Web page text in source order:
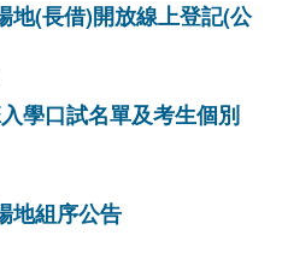
室
捐贈
地(長借)開放線上登記(公
學口試名單及考生個別
地組序公告